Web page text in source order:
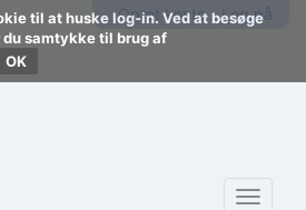
til at huske log-in. Ved at besøge
samtykke til brug af
Opret konto Log på
Toggle